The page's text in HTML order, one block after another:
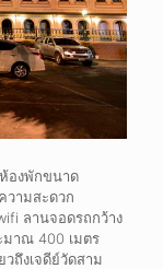
องพักขนาด
วามสะดวก
ลานจอดรถกว้าง
มาณ 400 เมตร
ถึงเจดีย์วัดสาม